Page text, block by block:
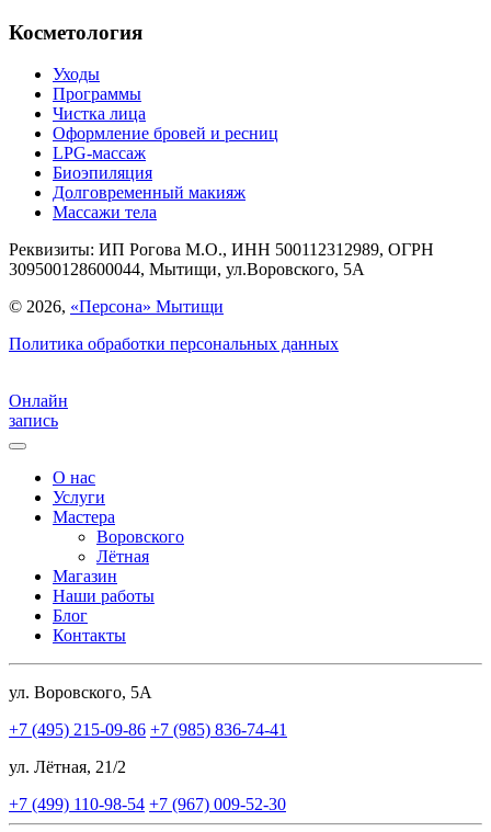
Косметология
Уходы
Программы
Чистка лица
Оформление бровей и ресниц
LPG-массаж
Биоэпиляция
Долговременный макияж
Массажи тела
Реквизиты: ИП Рогова М.О., ИНН 500112312989, ОГРН
309500128600044, Мытищи, ул.Воровского, 5А
© 2026, «Персона» Мытищи
Политика обработки персональных данных
Онлайн
запись
О нас
Услуги
Мастера
Воровского
Лётная
Магазин
Наши работы
Блог
Контакты
ул. Воровского, 5А
+7 (495) 215-09-86 +7 (985) 836-74-41
ул. Лётная, 21/2
+7 (499) 110-98-54 +7 (967) 009-52-30